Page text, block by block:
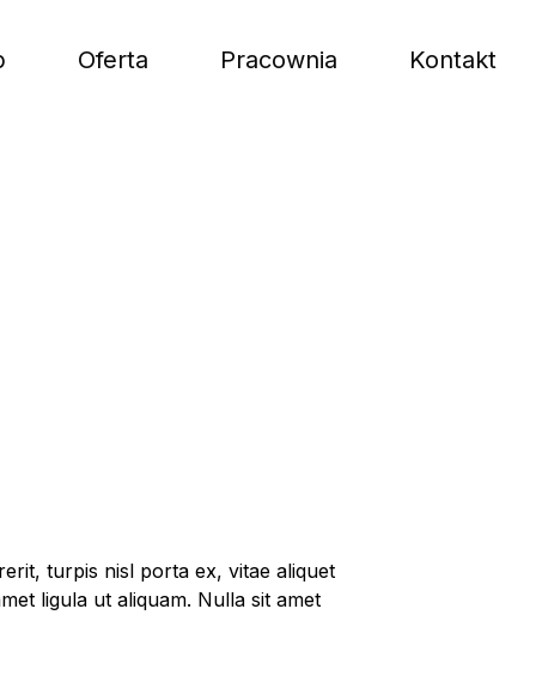
Oferta Pracownia Kontakt
turpis nisl porta ex, vitae aliquet
ligula ut aliquam. Nulla sit amet